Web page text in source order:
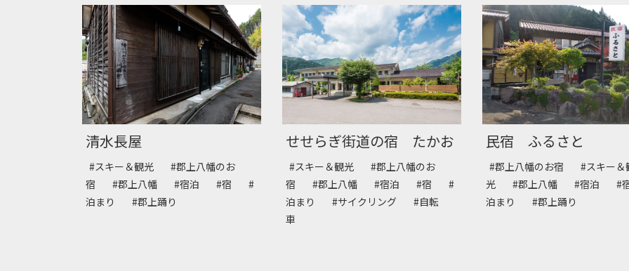
清水長屋
#スキー＆観光
#郡上八幡のお
宿
#郡上八幡 #宿泊 #宿
#
泊まり
#郡上踊り
せせらぎ街道の宿 たかお
#スキー＆観光
#郡上八幡のお
宿
#郡上八幡 #宿泊 #宿
#
泊まり
#サイクリング
#自転
車
民宿 ふるさと
#郡上八幡のお宿
#スキー＆
光
#郡上八幡 #宿泊 #
泊まり
#郡上踊り